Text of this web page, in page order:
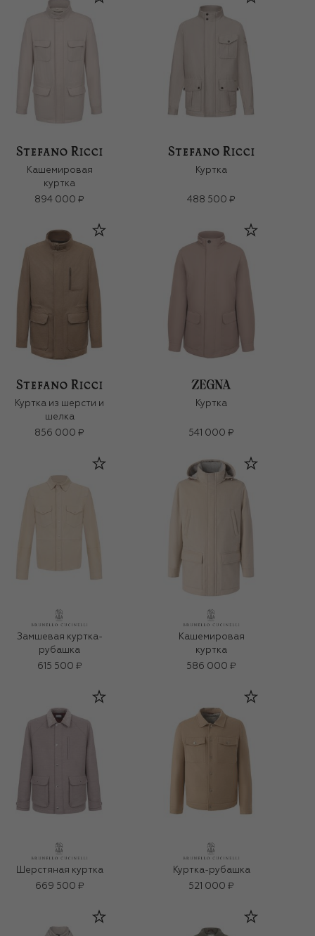
Кашемировая
куртка
894 000 ₽
Куртка
488 500 ₽
Куртка из шерсти и
шелка
856 000 ₽
Куртка
541 000 ₽
Замшевая куртка-
рубашка
615 500 ₽
Кашемировая
куртка
586 000 ₽
Шерстяная куртка
669 500 ₽
Куртка-рубашка
521 000 ₽